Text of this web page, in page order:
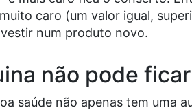
caro (um valor igual,
num produto novo.
não pode
saúde não apenas tem uma